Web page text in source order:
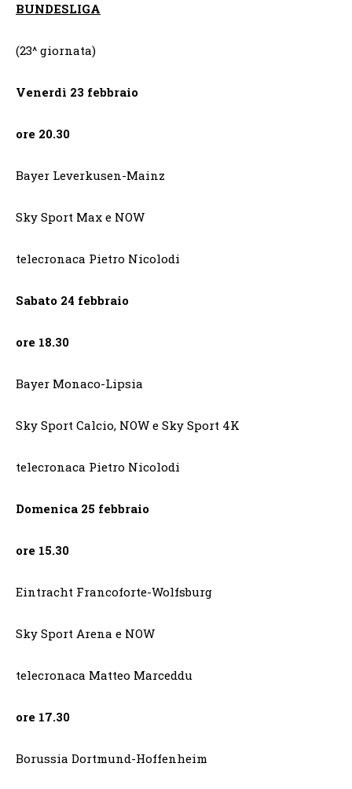
BUNDESLIGA
(23^ giornata)
Venerdì 23 febbraio
ore 20.30
Bayer Leverkusen-Mainz
Sky Sport Max e NOW
telecronaca Pietro Nicolodi
Sabato 24 febbraio
ore 18.30
Bayer Monaco-Lipsia
Sky Sport Calcio, NOW e Sky Sport 4K
telecronaca Pietro Nicolodi
Domenica 25 febbraio
ore 15.30
Eintracht Francoforte-Wolfsburg
Sky Sport Arena e NOW
telecronaca Matteo Marceddu
ore 17.30
Borussia Dortmund-Hoffenheim